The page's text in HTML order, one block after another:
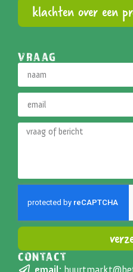
klachten over een
VRAAG
Alternative:
CONTACT